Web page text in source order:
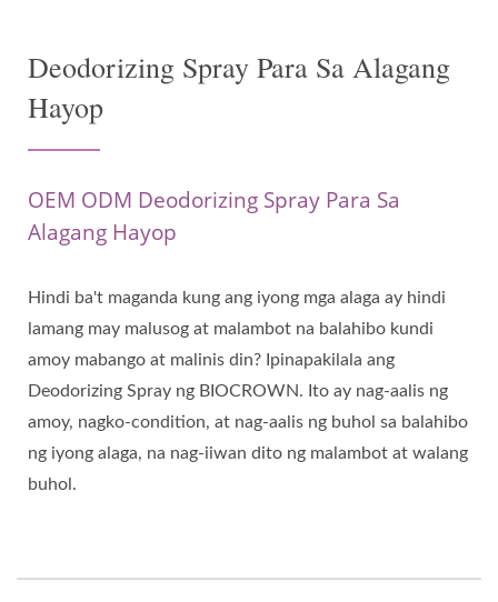
Deodorizing Spray Para Sa Alagang
Hayop
OEM ODM Deodorizing Spray Para Sa
Alagang Hayop
Hindi ba't maganda kung ang iyong mga alaga ay hindi
lamang may malusog at malambot na balahibo kundi
amoy mabango at malinis din? Ipinapakilala ang
Deodorizing Spray ng BIOCROWN. Ito ay nag-aalis ng
amoy, nagko-condition, at nag-aalis ng buhol sa balahibo
ng iyong alaga, na nag-iiwan dito ng malambot at walang
buhol.